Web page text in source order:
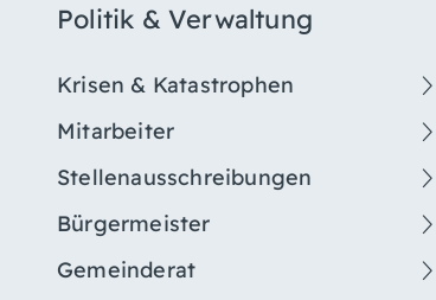
Politik & Verwaltung
Krisen & Katastrophen
Mitarbeiter
Stellenausschreibungen
Bürgermeister
Gemeinderat